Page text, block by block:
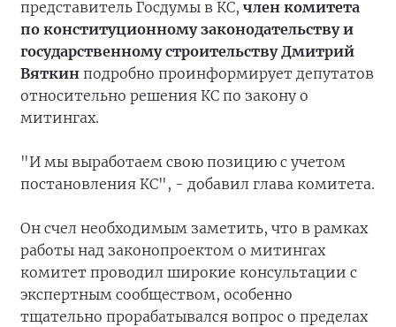
представитель Госдумы в КС, член комитета
по конституционному законодательству и
государственному строительству Дмитрий
Вяткин подробно проинформирует депутатов
относительно решения КС по закону о
митингах.
"И мы выработаем свою позицию с учетом
постановления КС", - добавил глава комитета.
Он счел необходимым заметить, что в рамках
работы над законопроектом о митингах
комитет проводил широкие консультации с
экспертным сообществом, особенно
тщательно прорабатывался вопрос о пределах